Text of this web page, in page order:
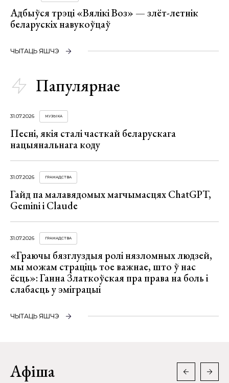
Адбыўся трэці «Вялікі Воз» — злёт-летнік
беларускіх навукоўцаў
ЧЫТАЦЬ ЯШЧЭ
Папулярнае
31.07.2026 МУЗЫКА
Песні, якія сталі часткай беларускага
нацыянальнага коду
31.07.2026 ГРАМАДСТВА
Гайд па малавядомых магчымасцях ChatGPT,
Gemini і Claude
31.07.2026 ГРАМАДСТВА
«Граючы бязглуздыя ролі нязломных людзей,
мы можам страціць тое важнае, што ў нас
ёсць»: Ганна Златкоўская пра права на боль і
слабасць у эміграцыі
ЧЫТАЦЬ ЯШЧЭ
Афіша